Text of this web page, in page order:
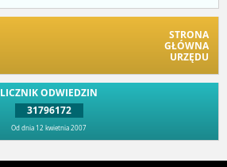
STRONA
GŁÓWNA
URZĘDU
LICZNIK ODWIEDZIN
31796172
Od dnia 12 kwietnia 2007